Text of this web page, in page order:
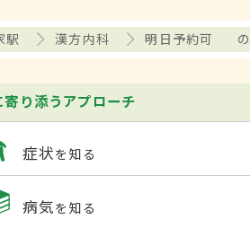
駅 漢方内科 明日予約可
寄り添うアプローチ
症状を知る
病気を知る